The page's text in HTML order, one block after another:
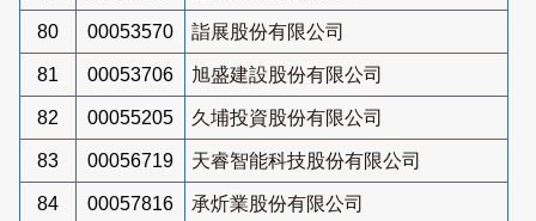
80 00053570 詣展股份有限公司
81 00053706 旭盛建設股份有限公司
82 00055205 久埔投資股份有限公司
83 00056719 天睿智能科技股份有限公司
84 00057816 承炘業股份有限公司